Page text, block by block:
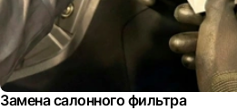
Замена салонного фильтра